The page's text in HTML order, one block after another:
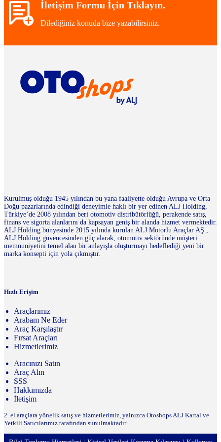
İletişim Formu İçin Tıklayın.
Dilediğiniz konuda bize yazabilirsiniz.
Kurulmuş olduğu 1945 yılından bu yana faaliyette olduğu Avrupa ve Orta
Doğu pazarlarında edindiği deneyimle haklı bir yer edinen ALJ Holding,
Türkiye’de 2008 yılından beri otomotiv distribütörlüğü, perakende satış,
finans ve sigorta alanlarını da kapsayan geniş bir alanda hizmet vermektedir.
ALJ Holding bünyesinde 2015 yılında kurulan ALJ Motorlu Araçlar AŞ.,
ALJ Holding güvencesinden güç alarak, otomotiv sektöründe müşteri
memnuniyetini temel alan bir anlayışla oluşturmayı hedeflediği yeni bir
marka konsepti için yola çıkmıştır.
Hızlı Erişim
Araçlarımız
Arabam Ne Eder
Araç Karşılaştır
Fırsat Araçları
Hizmetlerimiz
Aracınızı Satın
Araç Alın
SSS
Hakkımızda
İletişim
2. el araçlara yönelik satış ve hizmetlerimiz, yalnızca Otoshops ALJ Kartal ve
Yetkili Satıcılarımız tarafından sunulmaktadır.